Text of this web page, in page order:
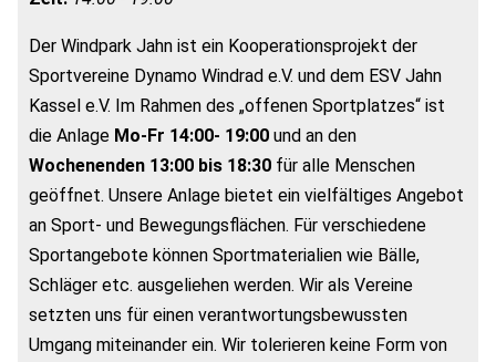
Der Windpark Jahn ist ein Kooperationsprojekt der
Sportvereine Dynamo Windrad e.V. und dem ESV Jahn
Kassel e.V. Im Rahmen des „offenen Sportplatzes“ ist
die Anlage Mo-Fr 14:00- 19:00 und an den
Wochenenden 13:00 bis 18:30 für alle Menschen
geöffnet. Unsere Anlage bietet ein vielfältiges Angebot
an Sport- und Bewegungsflächen. Für verschiedene
Sportangebote können Sportmaterialien wie Bälle,
Schläger etc. ausgeliehen werden. Wir als Vereine
setzten uns für einen verantwortungsbewussten
Umgang miteinander ein. Wir tolerieren keine Form von